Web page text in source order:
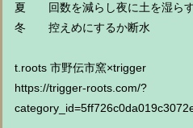
夏 回数を減らし夜に土を湿ら
冬 控えめにするか断水
t.roots 市野伝市窯×trigger
https://trigger-roots.com/?